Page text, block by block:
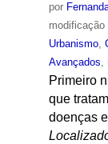
por
modificação
Urbanismo,
Avançados,
Primeiro
que
doenças